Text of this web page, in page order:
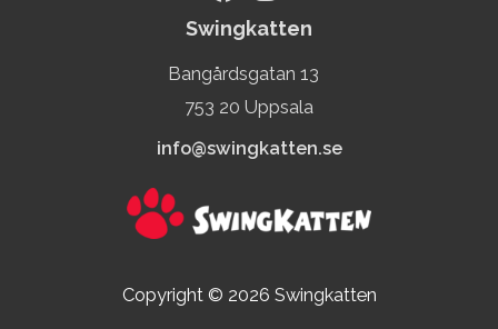
Swingkatten
Bangårdsgatan 13
753 20 Uppsala
info@swingkatten.se
Copyright © 2026 Swingkatten